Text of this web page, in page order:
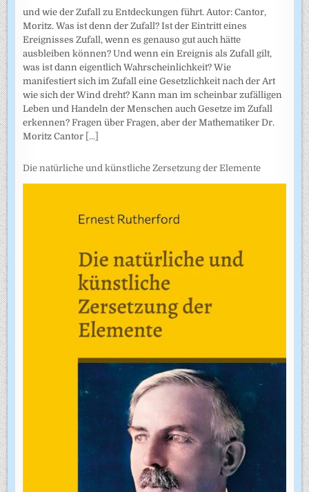
und wie der Zufall zu Entdeckungen führt. Autor: Cantor,
Moritz. Was ist denn der Zufall? Ist der Eintritt eines
Ereignisses Zufall, wenn es genauso gut auch hätte
ausbleiben können? Und wenn ein Ereignis als Zufall gilt,
was ist dann eigentlich Wahrscheinlichkeit? Wie
manifestiert sich im Zufall eine Gesetzlichkeit nach der Art
wie sich der Wind dreht? Kann man im scheinbar zufälligen
Leben und Handeln der Menschen auch Gesetze im Zufall
erkennen? Fragen über Fragen, aber der Mathematiker Dr.
Moritz Cantor [...]
Die natürliche und künstliche Zersetzung der Elemente